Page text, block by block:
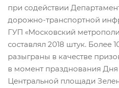
при содействии
дорожно-транспортной
ГУП «Московский
составлял 2018 штук. Более
разыграны в качестве
в момент празднования Дня
Центральной площади